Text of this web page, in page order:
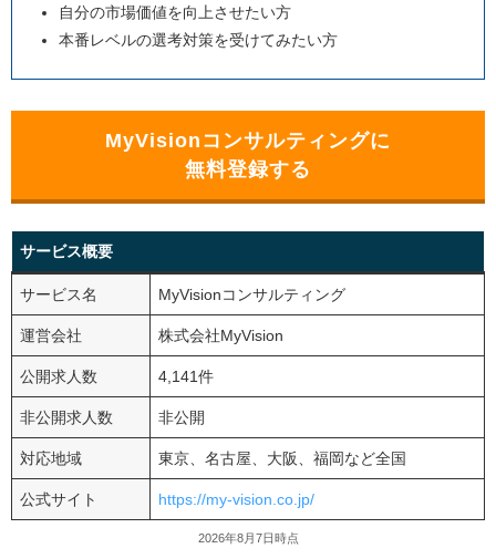
自分の市場価値を向上させたい方
本番レベルの選考対策を受けてみたい方
MyVisionコンサルティングに
無料登録する
サービス概要
サービス名 MyVisionコンサルティング
運営会社 株式会社MyVision
公開求人数 4,141件
非公開求人数 非公開
対応地域 東京、名古屋、大阪、福岡など全国
公式サイト https://my-vision.co.jp/
2026年8月7日時点